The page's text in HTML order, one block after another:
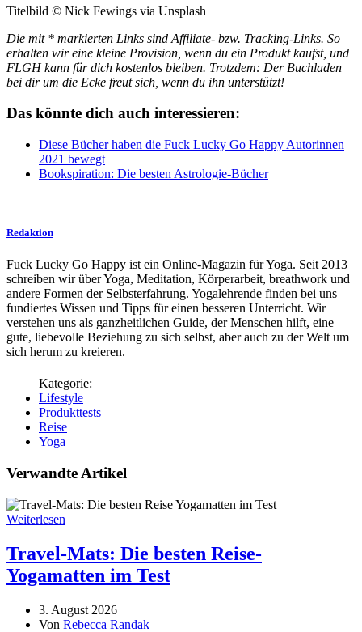
Titelbild © Nick Fewings via Unsplash
Die mit * markierten Links sind Affiliate- bzw. Tracking-Links. So
erhalten wir eine kleine Provision, wenn du ein Produkt kaufst, und
FLGH kann für dich kostenlos bleiben. Trotzdem: Der Buchladen
bei dir um die Ecke freut sich, wenn du ihn unterstützt!
Das könnte dich auch interessieren:
Diese Bücher haben die Fuck Lucky Go Happy Autorinnen
2021 bewegt
Bookspiration: Die besten Astrologie-Bücher
Redaktion
Fuck Lucky Go Happy ist ein Online-Magazin für Yoga. Seit 2013
schreiben wir über Yoga, Meditation, Körperarbeit, breathwork und
andere Formen der Selbsterfahrung. Yogalehrende finden bei uns
fundiertes Wissen und Tipps für einen besseren Unterricht. Wir
verstehen uns als ganzheitlichen Guide, der Menschen hilft, eine
gute, liebevolle Beziehung zu sich selbst, aber auch zu der Welt um
sich herum zu kreieren.
Lifestyle
Produkttests
Reise
Yoga
Verwandte Artikel
Weiterlesen
Travel-Mats: Die besten Reise-
Yogamatten im Test
3. August 2026
Von Rebecca Randak